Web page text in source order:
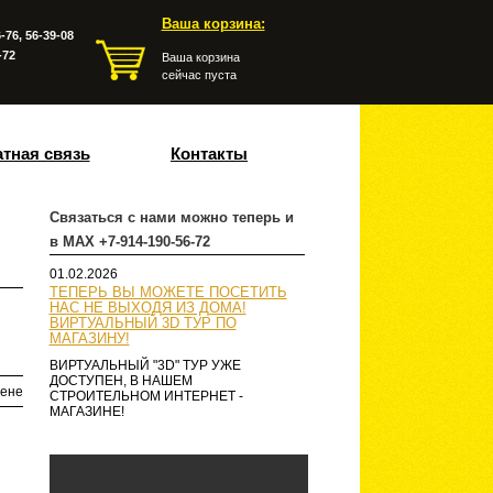
Ваша корзина:
Ваша корзина
сейчас пуста
76, 56-39-08
связь Контакты
Связаться с нами можно теперь и
в MAX +7-914-190-56-72
01.02.2026
ТЕПЕРЬ ВЫ МОЖЕТЕ ПОСЕТИТЬ
НАС НЕ ВЫХОДЯ ИЗ ДОМА!
ВИРТУАЛЬНЫЙ 3D ТУР ПО
МАГАЗИНУ!
ВИРТУАЛЬНЫЙ "3D" ТУР УЖЕ
ДОСТУПЕН, В НАШЕМ
СТРОИТЕЛЬНОМ ИНТЕРНЕТ -
МАГАЗИНЕ!